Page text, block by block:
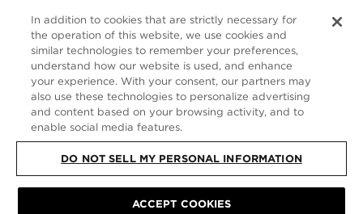
UNITED STATES
It looks like you are visiting us from United States,
but you are currently browsing our France store.
Would you like to be redirected to your local site?
SHOP IN UNITED STATES
CONTINUE BROWSING HERE
SERVICE CLIENT
À PROPOS
FOLLOW US
POLITIQUE DE CONFIDENTIALITÉ
In addition to cookies that are strictly necessary for
the operation of this website, we use cookies and
similar technologies to remember your preferences,
understand how our website is used, and enhance
your experience. With your consent, our partners may
also use these technologies to personalize advertising
and content based on your browsing activity, and to
enable social media features.
DO NOT SELL MY PERSONAL INFORMATION
ACCEPT COOKIES